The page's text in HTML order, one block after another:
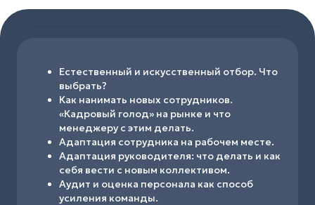
Естественный и искусственный отбор. Что
выбрать?
Как нанимать новых сотрудников.
«Кадровый голод» на рынке и что
менеджеру с этим делать.
Адаптация сотрудника на рабочем месте.
Адаптация руководителя: что делать и как
себя вести с новым коллективом.
Аудит и оценка персонала как способ
усиления команды.